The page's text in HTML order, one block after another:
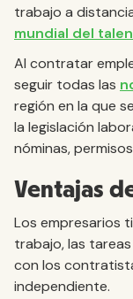
trabajo a
mundial del
Al contratar
seguir todas las
región en la que
la legislación
nóminas,
Ventajas
Los empresarios
trabajo, las
con los
independiente.